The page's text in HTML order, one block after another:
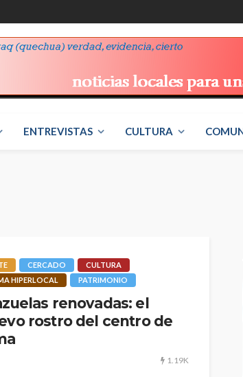
ENTREVISTAS CULTURA
CERCADO
CULTURA
HIPERLOCAL
PATRIMONIO
renovadas: el
rostro del centro de
1.19K